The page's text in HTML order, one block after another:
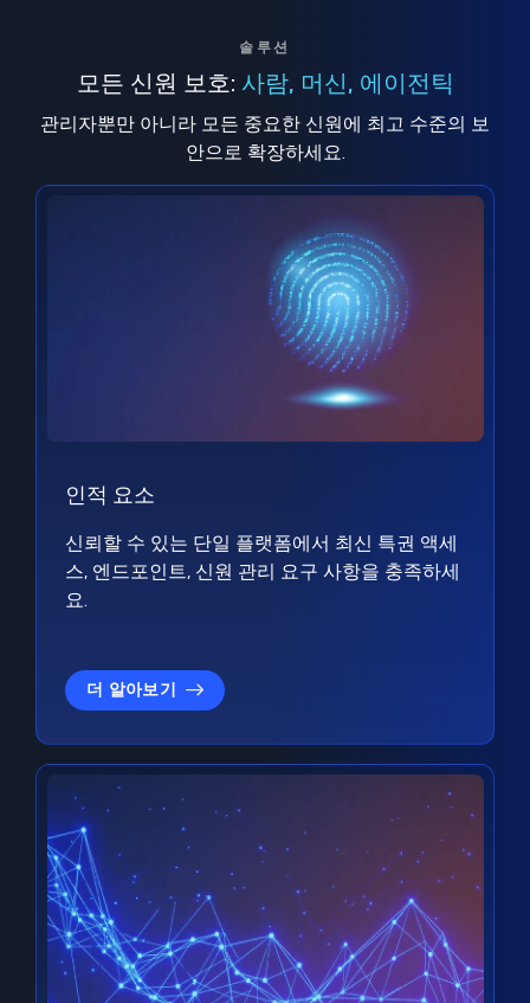
솔루션
모든 신원 보호: 사람, 머신, 에이전틱
관리자뿐만 아니라 모든 중요한 신원에 최고 수준의 보
안으로 확장하세요.
인적 요소
신뢰할 수 있는 단일 플랫폼에서 최신 특권 액세
스, 엔드포인트, 신원 관리 요구 사항을 충족하세
요.
더 알아보기